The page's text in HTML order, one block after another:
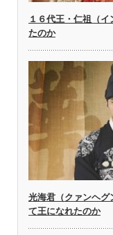
１６代王・仁祖（
たのか
光海君（クァンヘグ
て王になれたのか